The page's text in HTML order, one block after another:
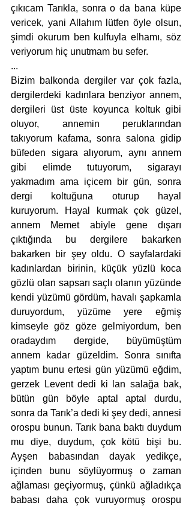
çıkıcam Tarıkla, sonra o da bana küpe
vericek, yani Allahım lütfen öyle olsun,
şimdi okurum ben kulfuyla elhamı, söz
veriyorum hiç unutmam bu sefer.
...
Bizim balkonda dergiler var çok fazla,
dergilerdeki kadınlara benziyor annem,
dergileri üst üste koyunca koltuk gibi
oluyor, annemin peruklarından
takıyorum kafama, sonra salona gidip
büfeden sigara alıyorum, aynı annem
gibi elimde tutuyorum, sigarayı
yakmadım ama içicem bir gün, sonra
dergi koltuğuna oturup hayal
kuruyorum. Hayal kurmak çok güzel,
annem Memet abiyle gene dışarı
çıktığında bu dergilere bakarken
bakarken bir şey oldu. O sayfalardaki
kadınlardan birinin, küçük yüzlü koca
gözlü olan sapsarı saçlı olanın yüzünde
kendi yüzümü gördüm, havalı şapkamla
duruyordum, yüzüme yere eğmiş
kimseyle göz göze gelmiyordum, ben
oradaydım dergide, büyümüştüm
annem kadar güzeldim. Sonra sınıfta
yaptım bunu ertesi gün yüzümü eğdim,
gerzek Levent dedi ki lan salağa bak,
bütün gün böyle aptal aptal durdu,
sonra da Tarık’a dedi ki şey dedi, annesi
orospu bunun. Tarık bana baktı duydum
mu diye, duydum, çok kötü bişi bu.
Ayşen babasından dayak yedikçe,
içinden bunu söylüyormuş o zaman
ağlaması geçiyormuş, çünkü ağladıkça
babası daha çok vuruyormuş orospu